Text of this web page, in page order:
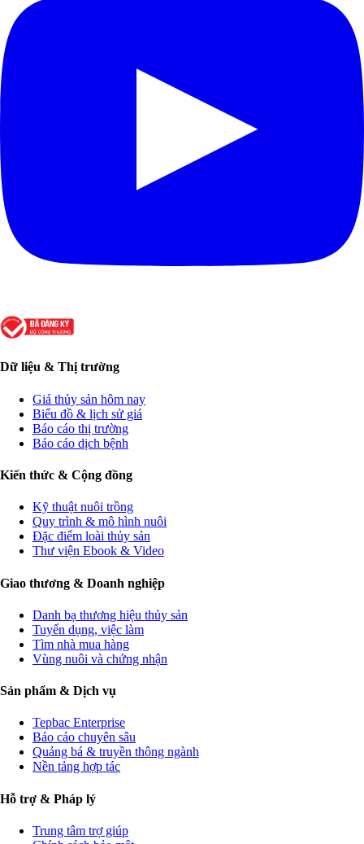
Dữ liệu & Thị trường
Giá thủy sản hôm nay
Biểu đồ & lịch sử giá
Báo cáo thị trường
Báo cáo dịch bệnh
Kiến thức & Cộng đồng
Kỹ thuật nuôi trồng
Quy trình & mô hình nuôi
Đặc điểm loài thủy sản
Thư viện Ebook & Video
Giao thương & Doanh nghiệp
Danh bạ thương hiệu thủy sản
Tuyển dụng, việc làm
Tìm nhà mua hàng
Vùng nuôi và chứng nhận
Sản phẩm & Dịch vụ
Tepbac Enterprise
Báo cáo chuyên sâu
Quảng bá & truyền thông ngành
Nền tảng hợp tác
Hỗ trợ & Pháp lý
Trung tâm trợ giúp